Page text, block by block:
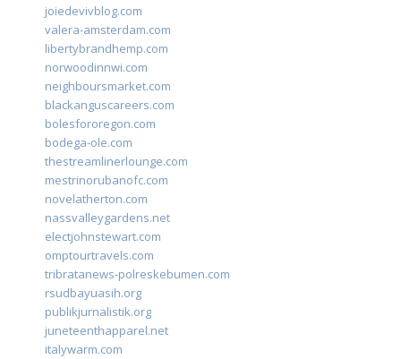
joiedevivblog.com
valera-amsterdam.com
libertybrandhemp.com
norwoodinnwi.com
neighboursmarket.com
blackanguscareers.com
bolesfororegon.com
bodega-ole.com
thestreamlinerlounge.com
mestrinorubanofc.com
novelatherton.com
nassvalleygardens.net
electjohnstewart.com
omptourtravels.com
tribratanews-polreskebumen.com
rsudbayuasih.org
publikjurnalistik.org
juneteenthapparel.net
italywarm.com